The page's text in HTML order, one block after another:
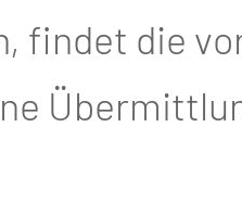
SELTENE &
findet die